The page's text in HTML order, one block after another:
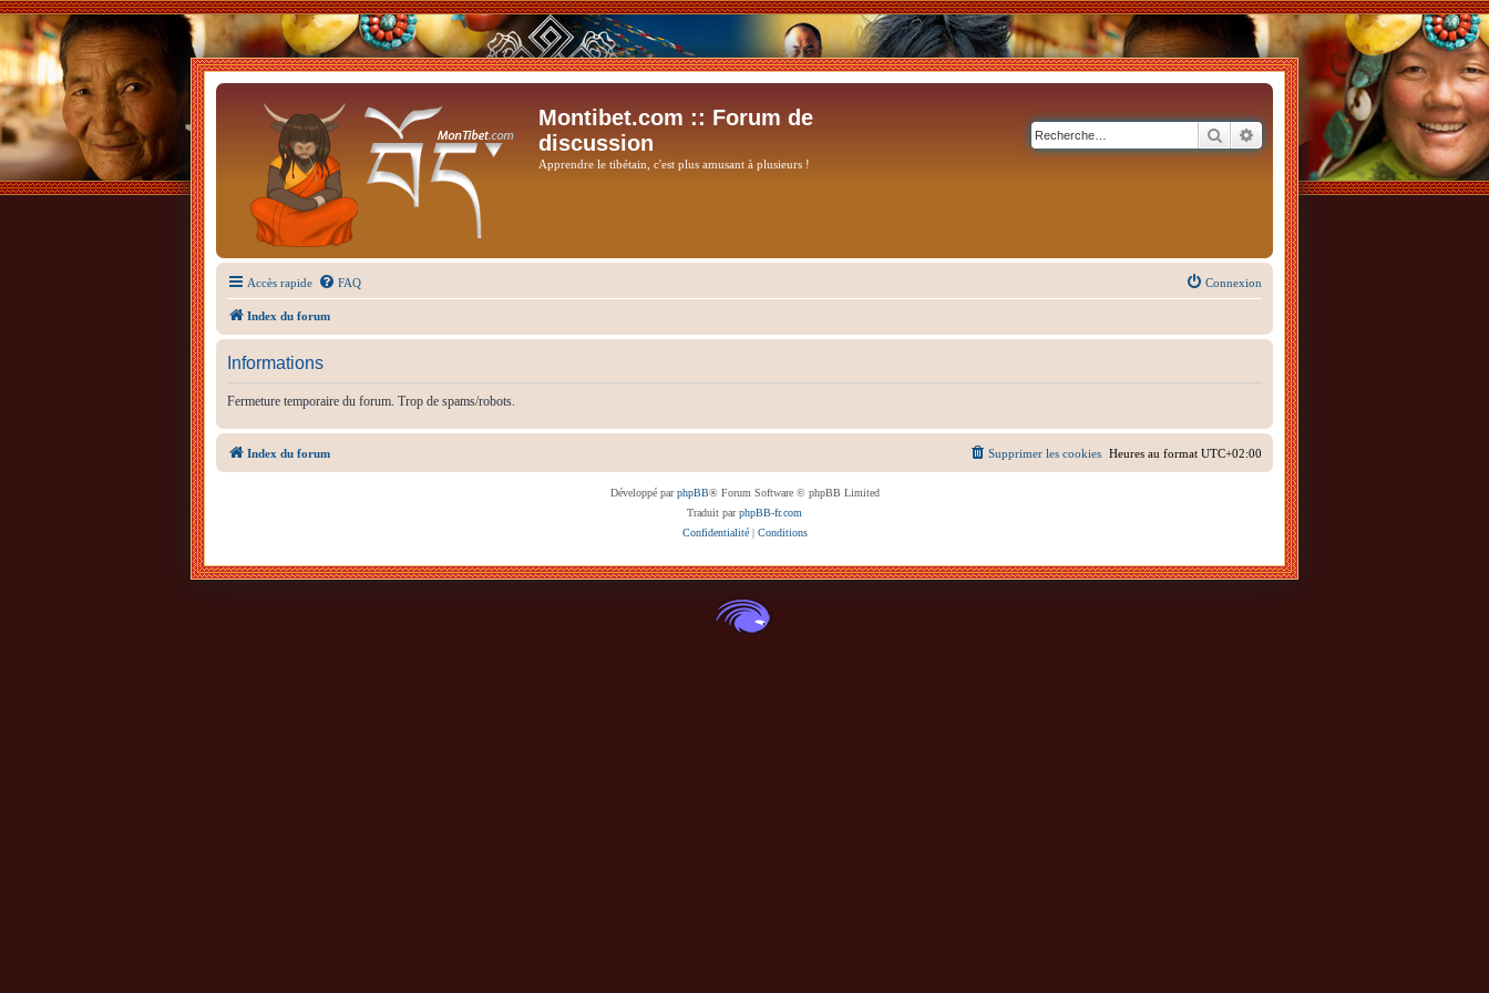
Montibet.com :: Forum de
discussion
Apprendre le tibétain, c'est plus amusant à plusieurs !
RechercherRecherche avancée
Accès rapide FAQ Connexion
Index du forum
Informations
Fermeture temporaire du forum. Trop de spams/robots.
Index du forum Heures au format UTC+02:00
Supprimer les cookies
Développé parphpBB® Forum Software © phpBB Limited
Traduit parphpBB-fr.com
Confidentialité| Conditions